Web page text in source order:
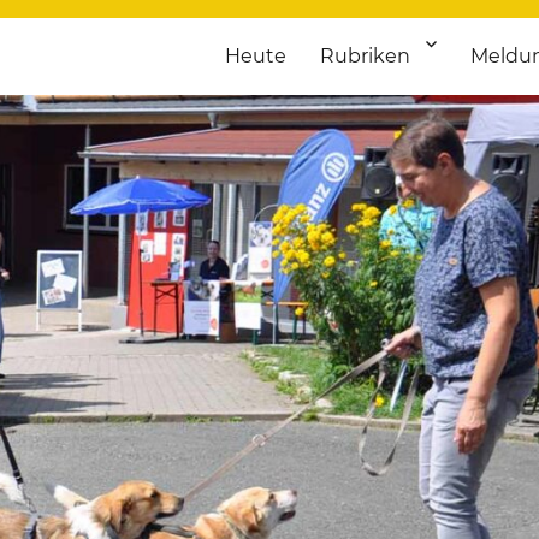
für
Heute Rubriken